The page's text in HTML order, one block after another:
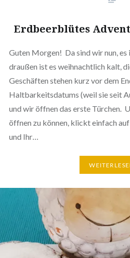
Erdbeerblütes
Guten Morgen! Da sind wir nun,
draußen ist es weihnachtlich kalt,
Geschäften stehen kurz vor dem
Haltbarkeitsdatums (weil sie seit
und wir öffnen das erste Türchen.
öffnen zu können, klickt einfach
und Ihr…